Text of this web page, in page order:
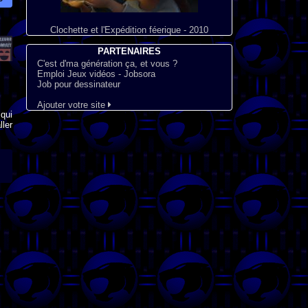
Clochette et l'Expédition féerique - 2010
PARTENAIRES
C'est d'ma génération ça, et vous ?
Emploi Jeux vidéos - Jobsora
Job pour dessinateur
Ajouter votre site